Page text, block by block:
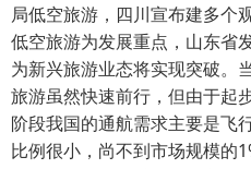
局低空旅游，四川宣布建多个
低空旅游为发展重点，山东省
为新兴旅游业态将实现突破。
旅游虽然快速前行，但由于起
阶段我国的通航需求主要是飞
比例很小，尚不到市场规模的